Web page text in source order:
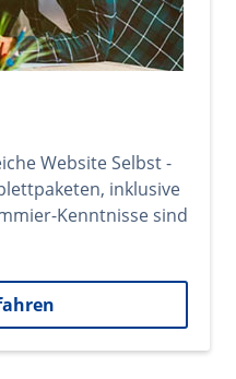
Website Selbst -
inklusive
Kenntnisse sind